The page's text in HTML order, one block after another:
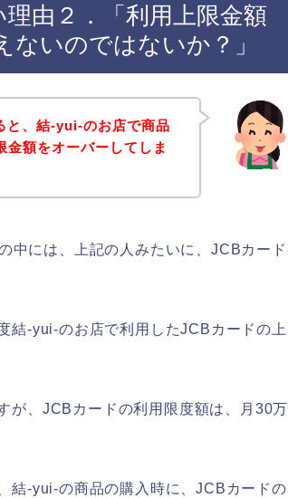
由２．「利用上限金額
いのではないか？」
と、結-yui-のお店で商品
額をオーバーしてしま
中には、上記の人みたいに、JCBカード
結-yui-のお店で利用したJCBカードの上
が、JCBカードの利用限度額は、月30万
結-yui-の商品の購入時に、JCBカードの